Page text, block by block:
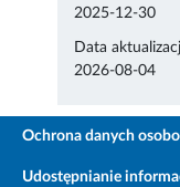
2025-12-30
Data
2026-08-04
Ochrona danych
Udostępnianie